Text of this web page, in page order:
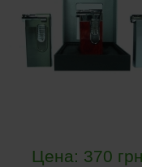
Цена: 370